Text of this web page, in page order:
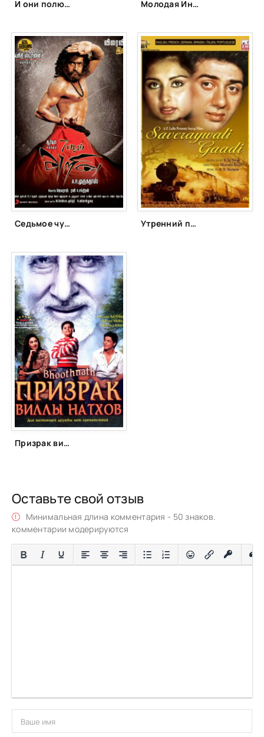
И они полюбили друг друга (1997) Молодая Индия (2014)
Седьмое чувство (2011) Утренний поезд (1986)
Призрак виллы Натхов (2008)
Оставьте свой отзыв
Минимальная длина комментария - 50 знаков.
комментарии модерируются